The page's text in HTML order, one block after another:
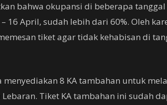
bahwa okupansi di beberapa
16 April, sudah lebih dari 60%. Oleh
tiket agar tidak kehabisan di
menyediakan 8 KA tambahan untuk
Tiket KA tambahan ini sudah